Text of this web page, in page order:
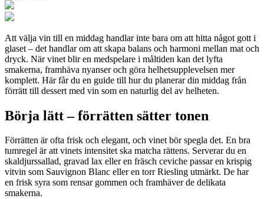
Att välja vin till en middag handlar inte bara om att hitta något gott i
glaset – det handlar om att skapa balans och harmoni mellan mat och
dryck. När vinet blir en medspelare i måltiden kan det lyfta
smakerna, framhäva nyanser och göra helhetsupplevelsen mer
komplett. Här får du en guide till hur du planerar din middag från
förrätt till dessert med vin som en naturlig del av helheten.
Börja lätt – förrätten sätter tonen
Förrätten är ofta frisk och elegant, och vinet bör spegla det. En bra
tumregel är att vinets intensitet ska matcha rättens. Serverar du en
skaldjurssallad, gravad lax eller en fräsch ceviche passar en krispig
vitvin som Sauvignon Blanc eller en torr Riesling utmärkt. De har
en frisk syra som rensar gommen och framhäver de delikata
smakerna.